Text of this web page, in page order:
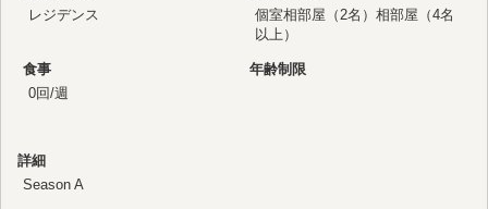
レジデンス
個室相部屋（2名） 相部屋（4名
以上）
食事
0回/週
年齢制限
詳細
Season A